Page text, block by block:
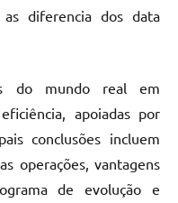
diferencia dos data
do mundo real em
apoiadas por
conclusões incluem
operações, vantagens
de evolução e